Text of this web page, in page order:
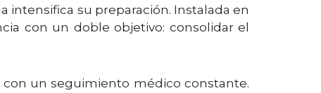
intensifica su preparación. Instalada en
con un doble objetivo: consolidar el
un seguimiento médico constante.